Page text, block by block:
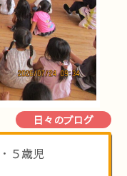
日々のブログ
５歳児